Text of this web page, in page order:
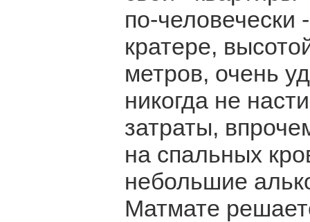
по-
кратере,
метров, очень
никогда не
затраты,
на спальных
небольшие
Матмате